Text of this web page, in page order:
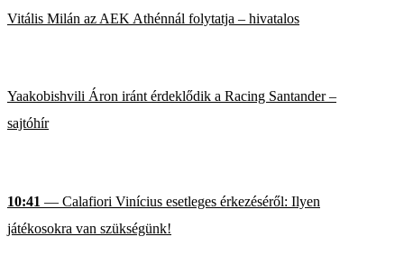
Vitális Milán az AEK Athénnál folytatja – hivatalos
Yaakobishvili Áron iránt érdeklődik a Racing Santander –
sajtóhír
10:41 — Calafiori Vinícius esetleges érkezéséről: Ilyen
játékosokra van szükségünk!